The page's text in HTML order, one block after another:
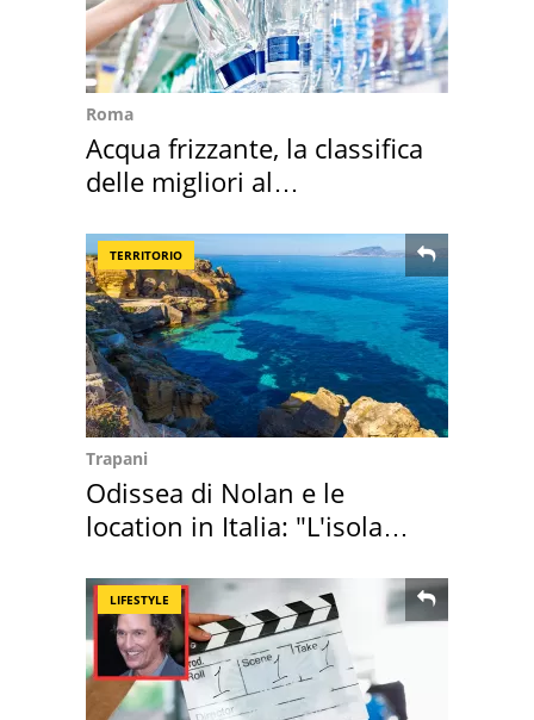
Roma
Acqua frizzante, la classifica
delle migliori al
TERRITORIO
Trapani
Odissea di Nolan e le
location in Italia: "L'isola
LIFESTYLE